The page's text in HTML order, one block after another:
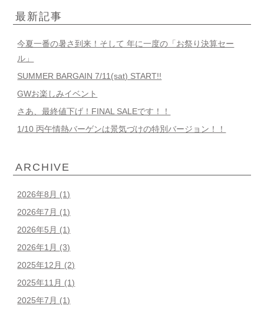
最新記事
今夏一番の暑さ到来！そして 年に一度の「お祭り決算セー
ル」
SUMMER BARGAIN 7/11(sat) START!!
GWお楽しみイベント
さあ、最終値下げ！FINAL SALEです！！
1/10 丙午情熱バーゲンは景気づけの特別バージョン！！
ARCHIVE
2026年8月 (1)
2026年7月 (1)
2026年5月 (1)
2026年1月 (3)
2025年12月 (2)
2025年11月 (1)
2025年7月 (1)